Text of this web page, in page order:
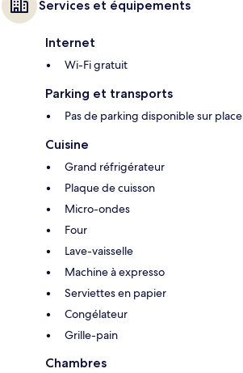
Services et équipements
Internet
Wi-Fi gratuit
Parking et transports
Pas de parking disponible sur place
Cuisine
Grand réfrigérateur
Plaque de cuisson
Micro-ondes
Four
Lave-vaisselle
Machine à expresso
Serviettes en papier
Congélateur
Grille-pain
Chambres